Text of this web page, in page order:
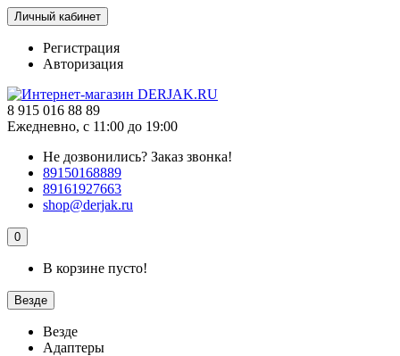
Личный кабинет
Регистрация
Авторизация
8 915 016 88 89
Ежедневно, с 11:00 до 19:00
Не дозвонились? Заказ звонка!
89150168889
89161927663
shop@derjak.ru
0
В корзине пусто!
Везде
Везде
Адаптеры